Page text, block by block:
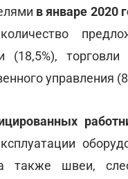
в январе 2020
управления
швеи,